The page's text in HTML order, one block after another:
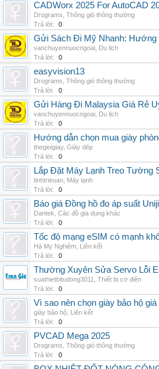
CADWorx 2025 For AutoCAD
Drograms Thông gió thông thường
Trả lời:
0
Gửi Sách Đi Mỹ Nhanh: Hướng
vanchuyennuocngoai Du lịch
Trả lời:
0
easyvision13
Drograms Thông gió thông thường
Trả lời:
0
Gửi Hàng Đi Malaysia Giá Rẻ
vanchuyennuocngoai Du lịch
Trả lời:
0
Hướng dẫn chọn mua giày
thegioigiay, Giày dép
Trả lời:
0
Lắp Đặt Máy Lạnh Treo Tường
tinhtrieuan Máy lạnh
Trả lời:
0
Báo giá Đồng hồ đo áp suất
Dantek Các đồ gia dụng khác
Trả lời:
0
Tốc độ mạng eSIM có mạnh
Hà My Nghiêm Liên kết
Trả lời:
0
Thường Xuyên Sửa Servo Lỗi
suathietbitudong3011
Thiết bị cơ điện
Trả lời:
0
Vì sao nên chọn giày bảo hộ
giày bảo hộ Liên kết
Trả lời:
0
PVCAD Mega 2025
Drograms Thông gió thông thường
Trả lời:
0